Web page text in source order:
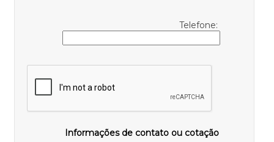
Telefone:
Informações de contato ou cotação